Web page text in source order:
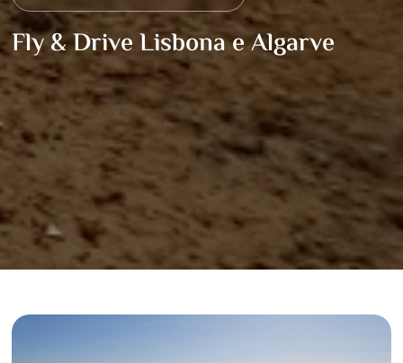
Fly & Drive Lisbona e Algarve